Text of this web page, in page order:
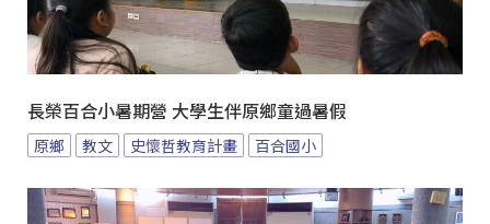
長榮百合小暑期營 大學生伴原鄉童過暑假
原鄉 教文 史懷哲教育計畫 百合國小